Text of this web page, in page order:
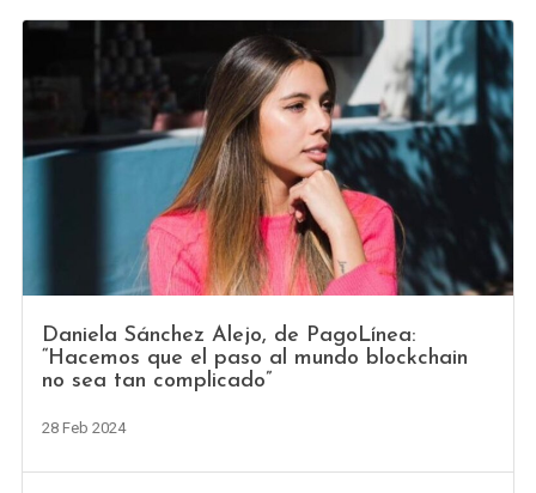
Daniela Sánchez Alejo, de PagoLínea:
“Hacemos que el paso al mundo blockchain
no sea tan complicado”
28 Feb 2024